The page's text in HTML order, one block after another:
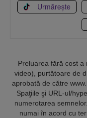
Urmărește
Preluarea fără cost a
video), purtătoare de
aprobată de către
Spaţiile şi URL-ul/
numerotarea
numai în acord cu